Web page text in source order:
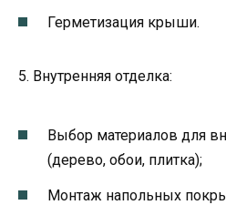
Герметизация крыши.
5. Внутренняя отделка:
Выбор материалов для
(дерево, обои, плитка);
Монтаж напольных